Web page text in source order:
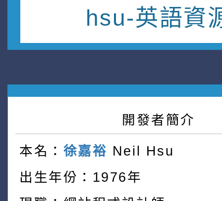
hsu-英語資
開發者簡介
本名： 徐嘉裕 Neil Hsu
出生年份：1976年